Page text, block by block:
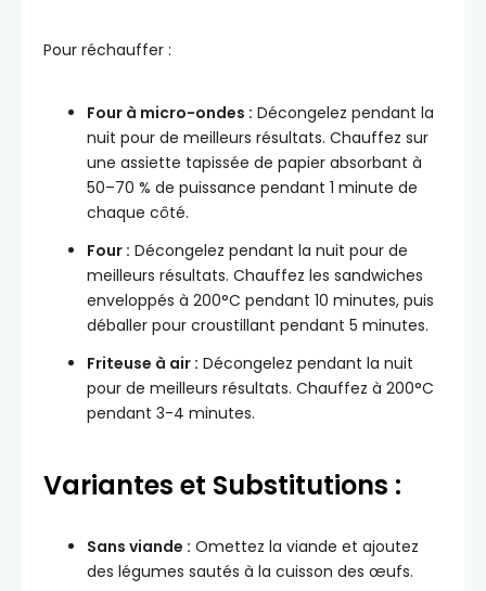
Pour réchauffer :
Four à micro-ondes : Décongelez pendant la
nuit pour de meilleurs résultats. Chauffez sur
une assiette tapissée de papier absorbant à
50–70 % de puissance pendant 1 minute de
chaque côté.
Four : Décongelez pendant la nuit pour de
meilleurs résultats. Chauffez les sandwiches
enveloppés à 200°C pendant 10 minutes, puis
déballer pour croustillant pendant 5 minutes.
Friteuse à air : Décongelez pendant la nuit
pour de meilleurs résultats. Chauffez à 200°C
pendant 3-4 minutes.
Variantes et Substitutions :
Sans viande : Omettez la viande et ajoutez
des légumes sautés à la cuisson des œufs.